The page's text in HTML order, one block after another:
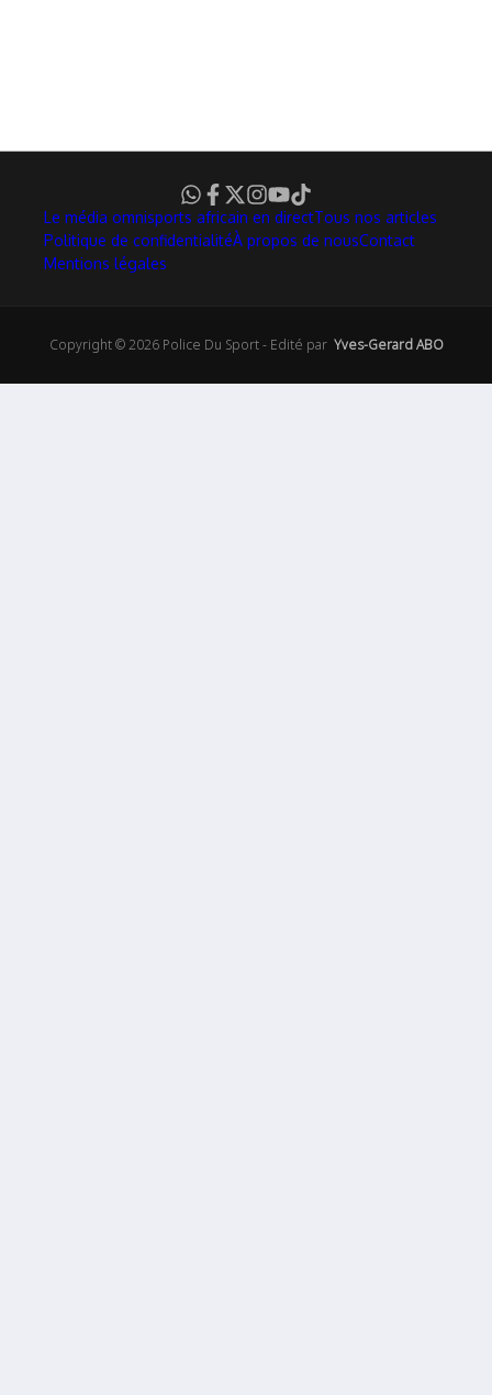
Le média omnisports africain en directTous nos articles
Politique de confidentialitéÀ propos de nousContact
Mentions légales
Copyright © 2026 Police Du Sport - Edité par Yves-Gerard ABO